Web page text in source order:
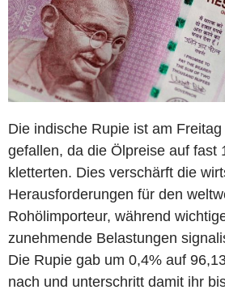
Die indische Rupie ist am
gefallen, da die Ölpreise auf fast
kletterten. Dies verschärft die
Herausforderungen für den
Rohölimporteur, während
zunehmende Belastungen
Die Rupie gab um 0,4% auf
nach und unterschritt damit ihr